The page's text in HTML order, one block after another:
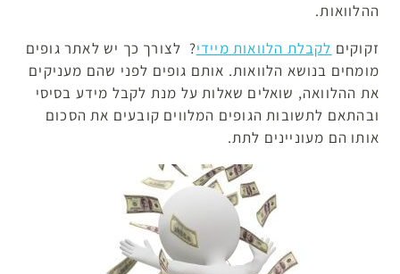
ההלוואות.
זקוקים לקבלת הלוואות מיידי? לצורך כך יש לאתר גופים
מומחים בנושא הלוואות. אותם גופים לפני שהם מעניקים
את ההלוואה, שואלים שאלות על מנת לקבל מידע בסיסי
ובהתאם לתשובות הגופים המלווים קובעים את הסכום
אותו הם מעוניינים לתת.